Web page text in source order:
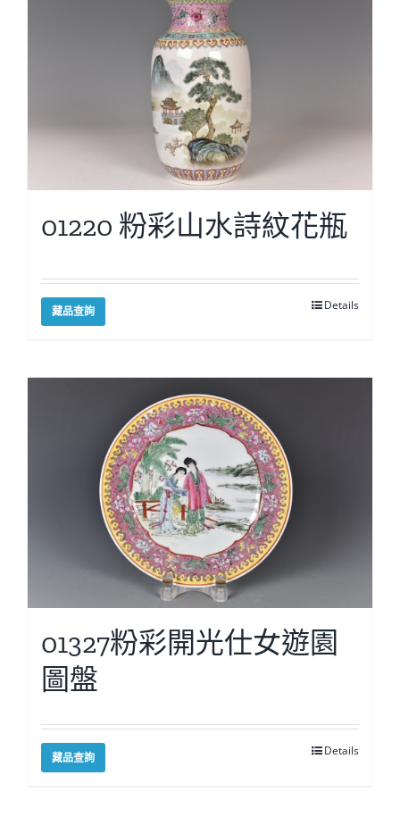
01220 粉彩山水詩紋花瓶
藏品查詢 Details
01327粉彩開光仕女遊園
圖盤
藏品查詢 Details